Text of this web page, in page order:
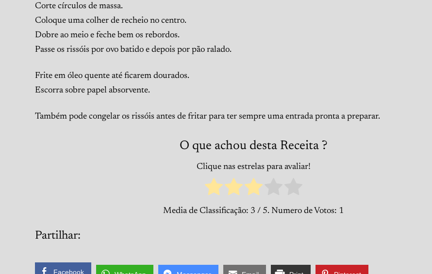
Corte círculos de massa.
Coloque uma colher de recheio no centro.
Dobre ao meio e feche bem os rebordos.
Passe os rissóis por ovo batido e depois por pão ralado.
Frite em óleo quente até ficarem dourados.
Escorra sobre papel absorvente.
Também pode congelar os rissóis antes de fritar para ter sempre uma entrada pronta a preparar.
O que achou desta Receita ?
Clique nas estrelas para avaliar!
Media de Classificação: 3 / 5. Numero de Votos: 1
Partilhar:
Facebook